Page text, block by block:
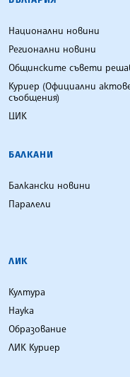
Национални новини
Регионални новини
Общинските съвети
Куриер (Официални
съобщения)
ЦИК
БАЛКАНИ
Балкански новини
Паралели
ЛИК
Култура
Наука
Образование
ЛИК Куриер